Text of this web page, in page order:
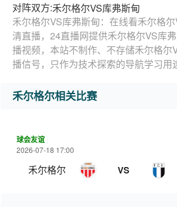
对阵双方:禾尔格尔VS库弗斯甸
禾尔格尔VS库弗斯甸：在线看禾尔格
清直播，24直播网提供禾尔格尔VS库
播视频，本站不制作、不存储禾尔格尔
播信号，只作为技术探索的导航学习用
禾尔格尔相关比赛
球会友谊
2026-07-18 17:00
禾尔格尔 VS